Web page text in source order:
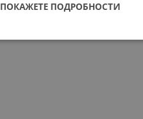
ПОКАЖЕТЕ ПОДРОБНОСТИ